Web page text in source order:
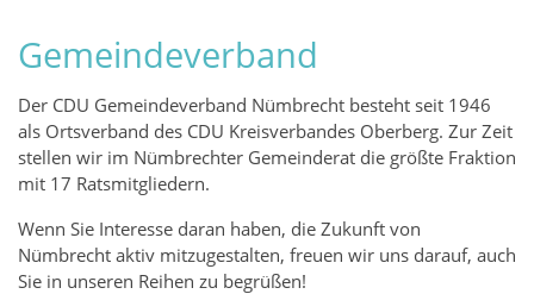
Gemeindeverband
Der CDU Gemeindeverband Nümbrecht besteht seit 1946
als Ortsverband des CDU Kreisverbandes Oberberg. Zur Zeit
stellen wir im Nümbrechter Gemeinderat die größte Fraktion
mit 17 Ratsmitgliedern.
Wenn Sie Interesse daran haben, die Zukunft von
Nümbrecht aktiv mitzugestalten, freuen wir uns darauf, auch
Sie in unseren Reihen zu begrüßen!